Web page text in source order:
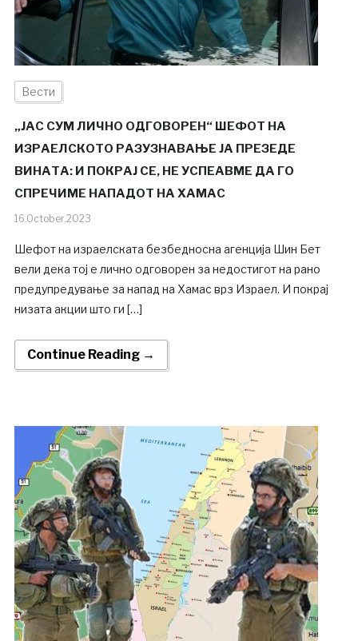
Вести
„ЈАС СУМ ЛИЧНО ОДГОВОРЕН“ ШЕФОТ НА
ИЗРАЕЛСКОТО РАЗУЗНАВАЊЕ ЈА ПРЕЗЕДЕ
ВИНАТА: И ПОКРАЈ СЕ, НЕ УСПЕАВМЕ ДА ГО
СПРЕЧИМЕ НАПАДОТ НА ХАМАС
16.October.2023
Шефот на израелската безбедносна агенција Шин Бет
вели дека тој е лично одговорен за недостигот на рано
предупредување за напад на Хамас врз Израел. И покрај
низата акции што ги […]
Continue Reading →